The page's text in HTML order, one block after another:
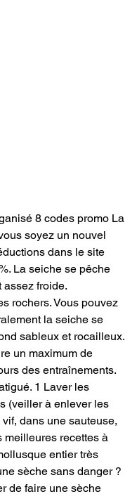
8 codes promo La
soyez un nouvel
dans le site
La seiche se pêche
assez froide.
rochers. Vous pouvez
la seiche se
sableux et rocailleux.
un maximum de
des entraînements.
1 Laver les
(veiller à enlever les
dans une sauteuse,
meilleures recettes à
entier très
sèche sans danger ?
de faire une sèche